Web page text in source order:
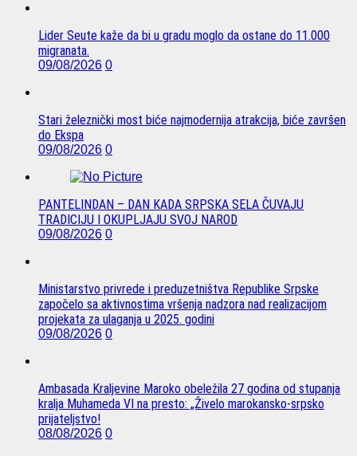
Lider Seute kaže da bi u gradu moglo da ostane do 11.000
migranata.
09/08/2026 0
Stari železnički most biće najmodernija atrakcija, biće završen
do Ekspa
09/08/2026 0
PANTELINDAN – DAN KADA SRPSKA SELA ČUVAJU
TRADICIJU I OKUPLJAJU SVOJ NAROD
09/08/2026 0
Ministarstvo privrede i preduzetništva Republike Srpske
započelo sa aktivnostima vršenja nadzora nad realizacijom
projekata za ulaganja u 2025. godini
09/08/2026 0
Ambasada Kraljevine Maroko obeležila 27 godina od stupanja
kralja Muhameda VI na presto: „Živelo marokansko-srpsko
prijateljstvo!
08/08/2026 0